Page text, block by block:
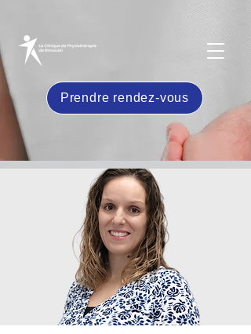
Prendre rendez-vous